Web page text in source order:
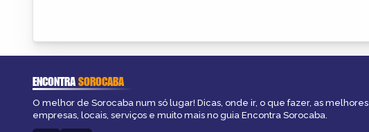
ENCONTRASOROCABA
O melhor de Sorocaba num só lugar! Dicas, onde ir, o que fazer, as melhores
empresas, locais, serviços e muito mais no guia Encontra Sorocaba.